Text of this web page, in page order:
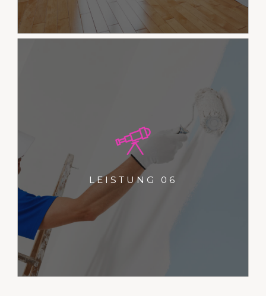
LEISTUNG 06
Dies ist ein Typoblindtext. An ihm
kann man sehen, ob alle
Buchstaben da sind und wie sie
aussehen.